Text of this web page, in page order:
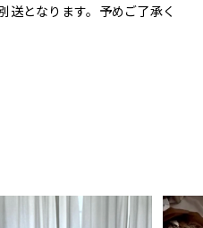
となります。予めご了承く